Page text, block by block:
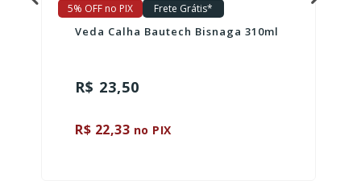
5% OFF no PIX Frete Grátis*
Veda Calha Bautech Bisnaga 310ml
R$ 23,50
R$ 22,33 no PIX